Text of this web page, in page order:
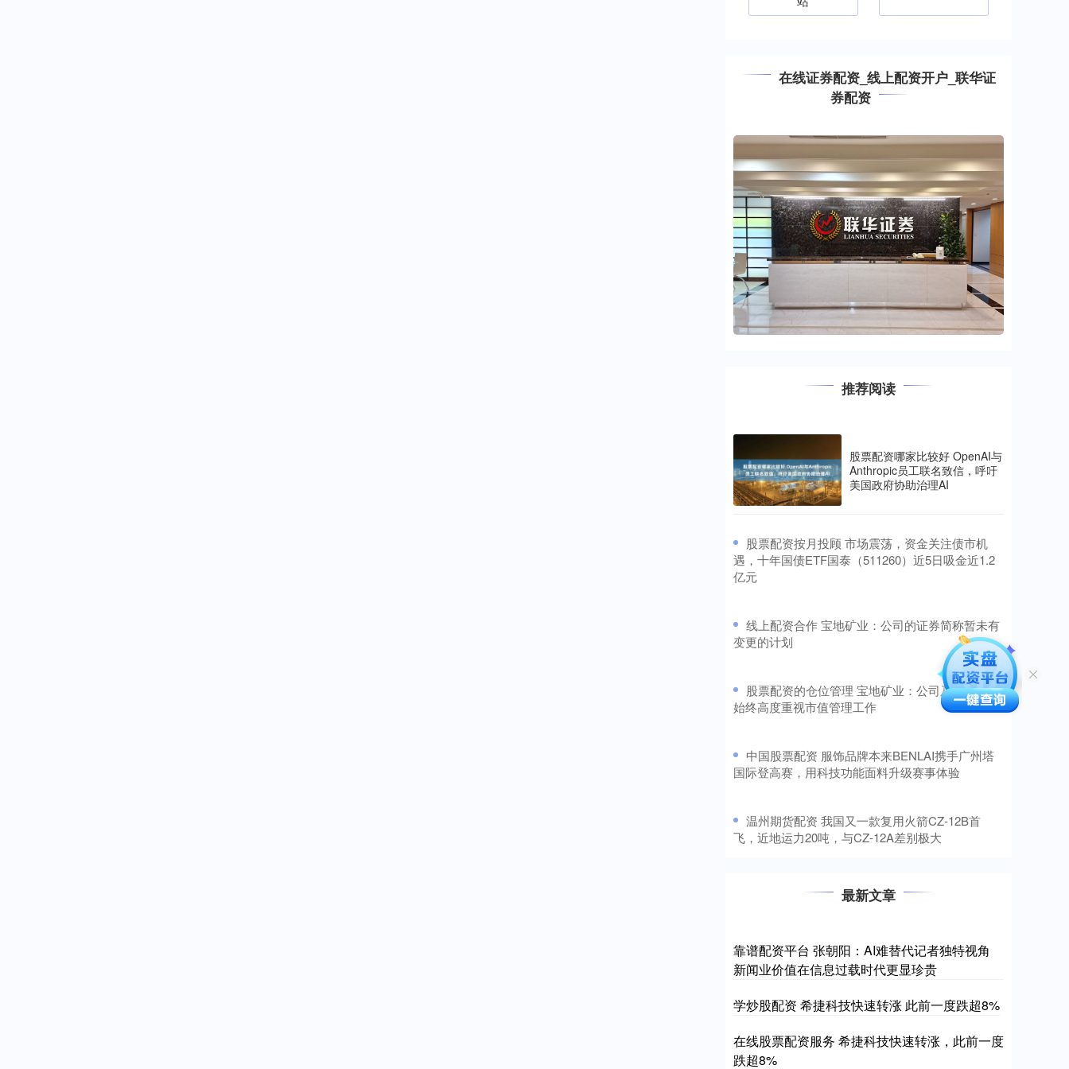
在线证券配资_线上配资开户_联华证
券配资
推荐阅读
股票配资哪家比较好 OpenAI与
Anthropic员工联名致信，呼吁
美国政府协助治理AI
​股票配资按月投顾 市场震荡，资金关注债市机
遇，十年国债ETF国泰（511260）近5日吸金近1.2
亿元
​线上配资合作 宝地矿业：公司的证券简称暂未有
变更的计划
​股票配资的仓位管理 宝地矿业：公司及董高团队
始终高度重视市值管理工作
​中国股票配资 服饰品牌本来BENLAI携手广州塔
国际登高赛，用科技功能面料升级赛事体验
​温州期货配资 我国又一款复用火箭CZ-12B首
飞，近地运力20吨，与CZ-12A差别极大
最新文章
靠谱配资平台 张朝阳：AI难替代记者独特视角
新闻业价值在信息过载时代更显珍贵
学炒股配资 希捷科技快速转涨 此前一度跌超8%
在线股票配资服务 希捷科技快速转涨，此前一度
跌超8%